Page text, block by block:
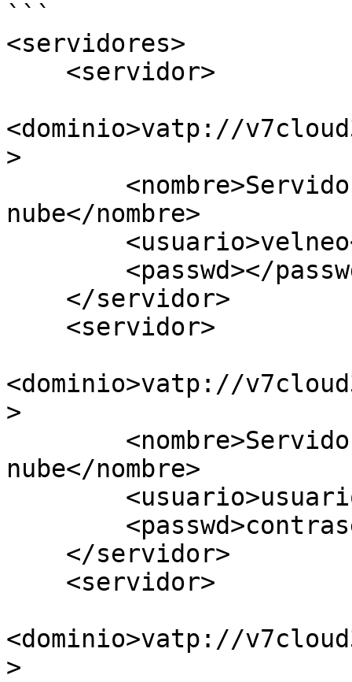
```
<servidores>
<dominio>vatp://
>
nube</nombre>
<dominio>vatp://
>
nube</nombre>
<dominio>vatp://
>